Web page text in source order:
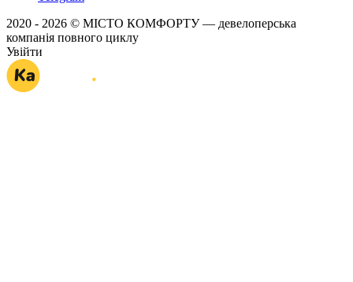
2020 - 2026 © МІСТО КОМФОРТУ — девелоперська
компанія повного циклу
Увійти